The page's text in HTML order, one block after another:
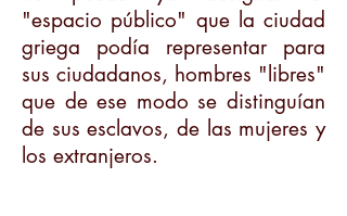
"espacio público" que la ciudad
griega podía representar para
sus ciudadanos, hombres "libres"
que de ese modo se distinguían
de sus esclavos, de las mujeres y
los extranjeros.